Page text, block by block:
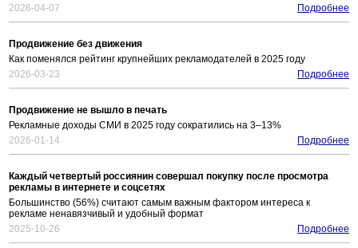
2026-04-07
Подробнее
Продвижение без движения
Как поменялся рейтинг крупнейших рекламодателей в 2025 году
2026-03-23
Подробнее
Продвижение не вышло в печать
Рекламные доходы СМИ в 2025 году сократились на 3–13%
2026-01-14
Подробнее
Каждый четвертый россиянин совершал покупку после просмотра
рекламы в интернете и соцсетях
Большинство (56%) считают самым важным фактором интереса к
рекламе ненавязчивый и удобный формат
2025-10-26
Подробнее